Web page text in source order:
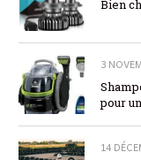
Bien
3
pour
14